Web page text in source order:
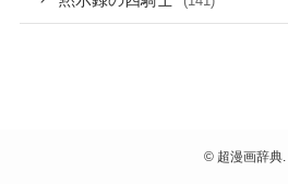
©超漫画辞典.